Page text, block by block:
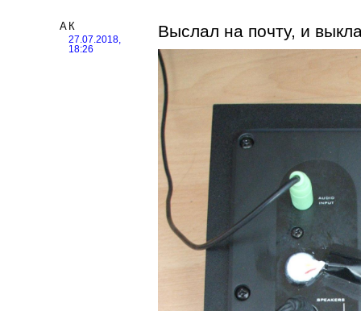
АК
27.07.2018,
18:26
Выслал на почту, и